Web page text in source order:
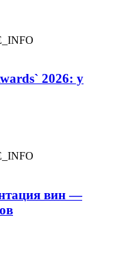
2026: у
вин —